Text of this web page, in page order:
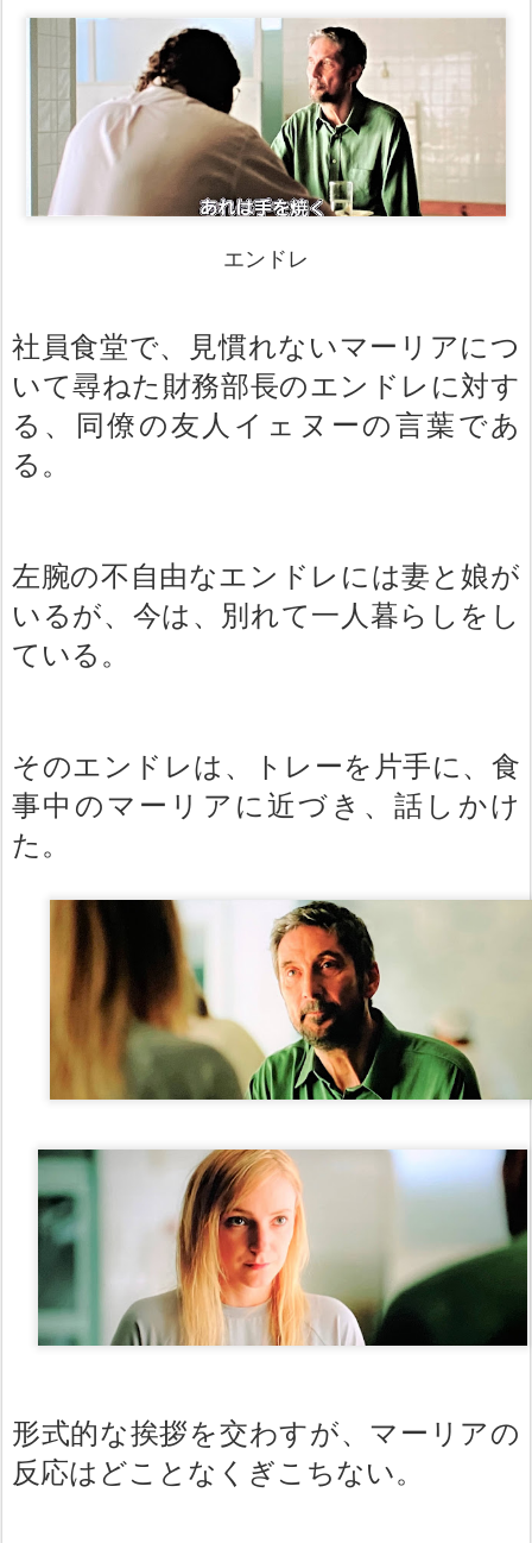
エンドレ
社員食堂で、見慣れないマーリアにつ
いて尋ねた財務部長のエンドレに対す
る、同僚の友人イェヌーの言葉であ
る。
左腕の不自由なエンドレには妻と娘が
いるが、今は、別れて一人暮らしをし
ている。
そのエンドレは、トレーを片手に、食
事中のマーリアに近づき、話しかけ
た。
形式的な挨拶を交わすが、マーリアの
反応はどことなくぎこちない。